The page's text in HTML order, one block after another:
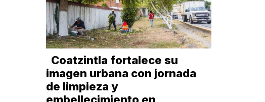
Coatzintla fortalece su
imagen urbana con jornada
de limpieza y